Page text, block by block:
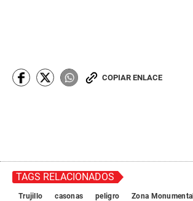
COPIAR ENLACE
TAGS RELACIONADOS
Trujillo casonas peligro Zona Monumental